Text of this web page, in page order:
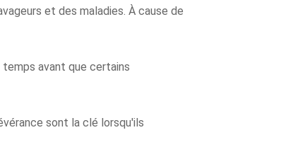
et des maladies. À cause de
avant que certains
sont la clé lorsqu'ils